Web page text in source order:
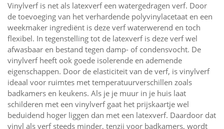
Vinylverf is net als latexverf een watergedragen verf. Door
de toevoeging van het verhardende polyvinylacetaat en een
weekmaker ingrediënt is deze verf waterwerend en toch
flexibel. In tegenstelling tot de latexverf is deze verf wel
afwasbaar en bestand tegen damp- of condensvocht. De
vinylverf heeft ook goede isolerende en ademende
eigenschappen. Door de elasticiteit van de verf, is vinylverf
ideaal voor ruimtes met temperatuurverschillen zoals
badkamers en keukens. Als je je muur in je huis laat
schilderen met een vinylverf gaat het prijskaartje wel
beduidend hoger liggen dan met een latexverf. Daardoor dat
vinyl als verf steeds minder, tenzij voor badkamers, wordt